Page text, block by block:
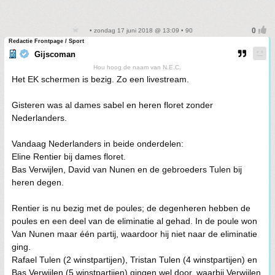
• zondag 17 juni 2018 @ 13:09 • 90
Redactie Frontpage / Sport
Gijscoman
Hou hoog de naam van N.E.C.
Het EK schermen is bezig. Zo een livestream.
Gisteren was al dames sabel en heren floret zonder
Nederlanders.
Vandaag Nederlanders in beide onderdelen:
Eline Rentier bij dames floret.
Bas Verwijlen, David van Nunen en de gebroeders Tulen bij
heren degen.
Rentier is nu bezig met de poules; de degenheren hebben de
poules en een deel van de eliminatie al gehad. In de poule won
Van Nunen maar één partij, waardoor hij niet naar de eliminatie
ging.
Rafael Tulen (2 winstpartijen), Tristan Tulen (4 winstpartijen) en
Bas Verwijlen (5 winstpartijen) gingen wel door, waarbij Verwijlen